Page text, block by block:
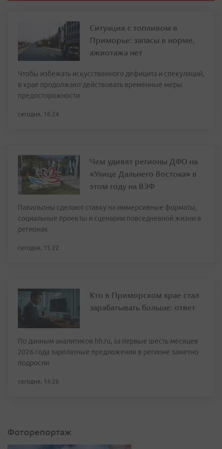
Ситуация с топливом в
Приморье: запасы в норме,
ажиотажа нет
Чтобы избежать искусственного дефицита и спекуляций,
в крае продолжают действовать временные меры
предосторожности
сегодня, 16:24
Чем удивят регионы ДФО на
«Улице Дальнего Востока» в
этом году на ВЭФ
Павильоны сделают ставку на иммерсивные форматы,
социальные проекты и сценарии повседневной жизни в
регионах
сегодня, 15:22
Кто в Приморском крае стал
зарабатывать больше: ответ
По данным аналитиков hh.ru, за первые шесть месяцев
2026 года зарплатные предложения в регионе заметно
подросли
сегодня, 14:26
Фоторепортаж